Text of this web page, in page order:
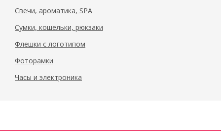
Свечи, ароматика, SPA
Сумки, кошельки, рюкзаки
Флешки с логотипом
Фоторамки
Часы и электроника